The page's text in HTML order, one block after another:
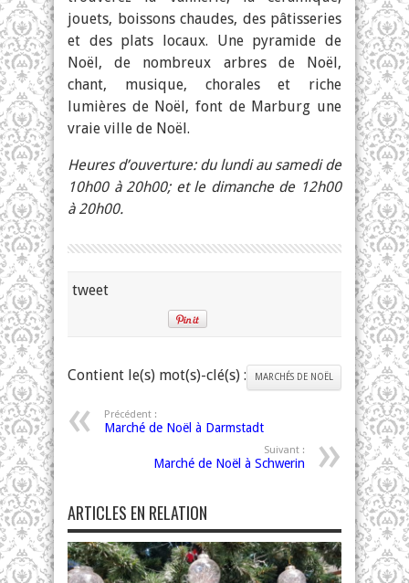
jouets, boissons chaudes, des pâtisseries
et des plats locaux. Une pyramide de
Noël, de nombreux arbres de Noël,
chant, musique, chorales et riche
lumières de Noël, font de Marburg une
vraie ville de Noël.
Heures d’ouverture: du lundi au samedi de
10h00 à 20h00; et le dimanche de 12h00
à 20h00.
tweet
Contient le(s) mot(s)-clé(s) : MARCHÉS DE NOËL
Précédent :
Marché de Noël à Darmstadt
Suivant :
Marché de Noël à Schwerin
ARTICLES EN RELATION